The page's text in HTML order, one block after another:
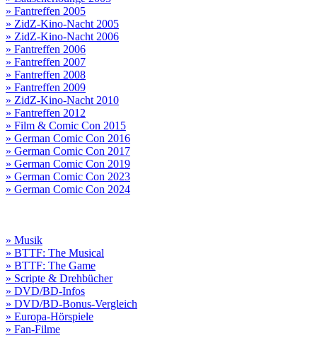
» Fantreffen 2005
» ZidZ-Kino-Nacht 2005
» ZidZ-Kino-Nacht 2006
» Fantreffen 2006
» Fantreffen 2007
» Fantreffen 2008
» Fantreffen 2009
» ZidZ-Kino-Nacht 2010
» Fantreffen 2012
» Film & Comic Con 2015
» German Comic Con 2016
» German Comic Con 2017
» German Comic Con 2019
» German Comic Con 2023
» German Comic Con 2024
» Musik
» BTTF: The Musical
» BTTF: The Game
» Scripte & Drehbücher
» DVD/BD-Infos
» DVD/BD-Bonus-Vergleich
» Europa-Hörspiele
» Fan-Filme